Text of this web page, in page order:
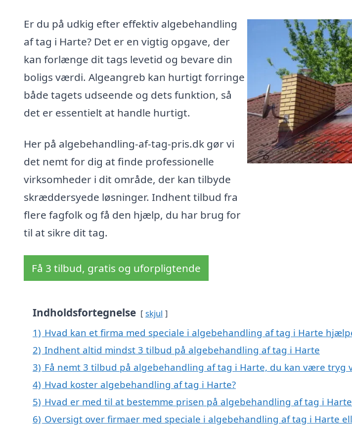
Er du på udkig efter effektiv algebehandling
af tag i Harte? Det er en vigtig opgave, der
kan forlænge dit tags levetid og bevare din
boligs værdi. Algeangreb kan hurtigt forringe
både tagets udseende og dets funktion, så
det er essentielt at handle hurtigt.
Her på algebehandling-af-tag-pris.dk gør vi
det nemt for dig at finde professionelle
virksomheder i dit område, der kan tilbyde
skræddersyede løsninger. Indhent tilbud fra
flere fagfolk og få den hjælp, du har brug for
til at sikre dit tag.
Få 3 tilbud, gratis og uforpligtende
Indholdsfortegnelse skjul
1) Hvad kan et firma med speciale i algebehandling af tag i Harte
2) Indhent altid mindst 3 tilbud på algebehandling af tag i Harte
3) Få nemt 3 tilbud på algebehandling af tag i Harte, du kan være tryg
4) Hvad koster algebehandling af tag i Harte?
5) Hvad er med til at bestemme prisen på algebehandling af tag i
6) Oversigt over firmaer med speciale i algebehandling af tag i Harte